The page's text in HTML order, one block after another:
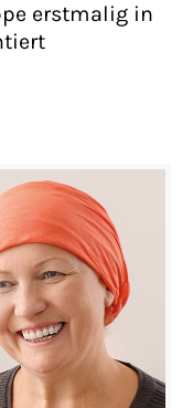
erstmalig in